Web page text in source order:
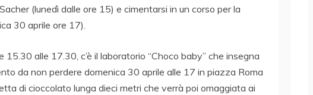
(lunedì dalle ore 15) e cimentarsi in un corso per la
30 aprile ore 17).
15.30 alle 17.30, c’è il laboratorio “Choco baby” che insegna
da non perdere domenica 30 aprile alle 17 in piazza Roma
di cioccolato lunga dieci metri che verrà poi omaggiata ai